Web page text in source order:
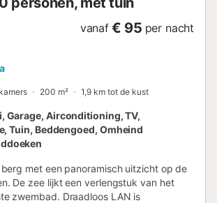
vanaf € 95 per nacht
200 m² 1,9 km tot de kust
Garage, Airconditioning, TV,
Tuin, Beddengoed, Omheind
met een panoramisch uitzicht op de
De zee lijkt een verlengstuk van het
zwembad. Draadloos LAN is